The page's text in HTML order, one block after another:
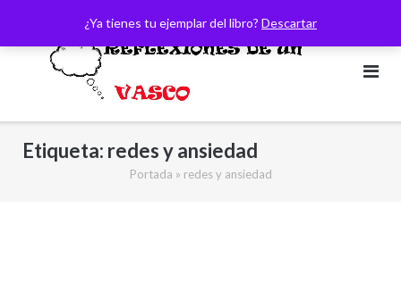
¿Ya tienes tu ejemplar del libro? Descartar
contenido
Etiqueta: redes y ansiedad
Portada » redes y ansiedad